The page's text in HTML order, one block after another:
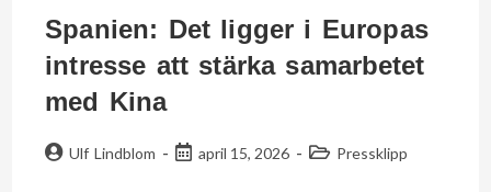
Spanien: Det ligger i Europas
intresse att stärka samarbetet
med Kina
Ulf Lindblom april 15, 2026 Pressklipp